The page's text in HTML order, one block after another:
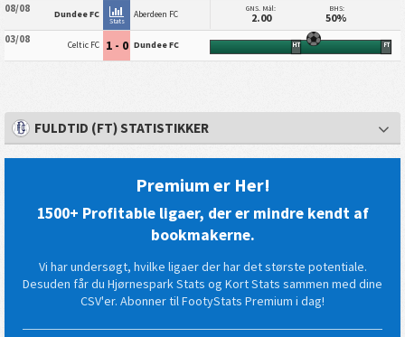
08/08 Dundee FC
Stats
Aberdeen FC GNS. Mål:
2.00
BHS:
50%
03/08 Celtic FC 1 - 0 Dundee FC HT FT
FULDTID (FT) STATISTIKKER
Premium er Her!
1500+ Profitable ligaer, der er mindre kendt af
bookmakerne.
Vi har undersøgt, hvilke ligaer der har det største potentiale.
Desuden får du Hjørnespark Stats og Kort Stats sammen med dine
CSV'er. Abonner til FootyStats Premium i dag!